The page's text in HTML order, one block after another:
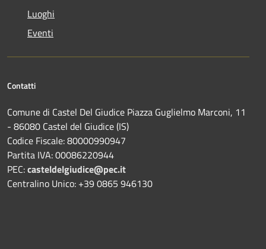
Luoghi
Eventi
Contatti
Comune di Castel Del Giudice Piazza Guglielmo Marconi, 11
- 86080 Castel del Giudice (IS)
Codice Fiscale: 80000990947
Partita IVA: 00086220944
PEC:casteldelgiudice@pec.it
Centralino Unico: +39 0865 946130